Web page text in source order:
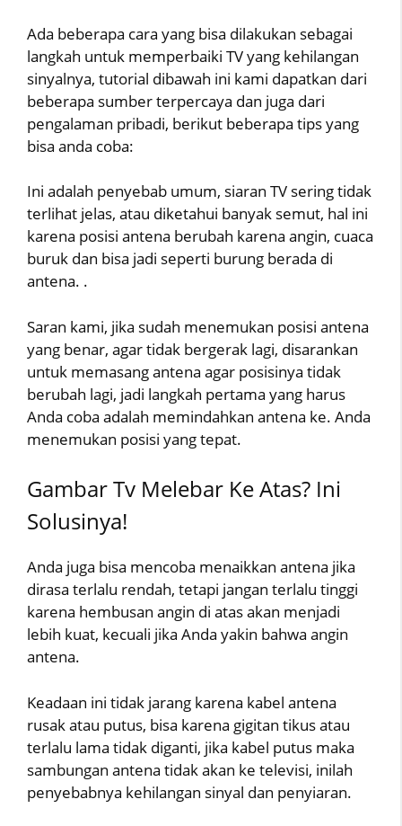
Ada beberapa cara yang bisa dilakukan sebagai
langkah untuk memperbaiki TV yang kehilangan
sinyalnya, tutorial dibawah ini kami dapatkan dari
beberapa sumber terpercaya dan juga dari
pengalaman pribadi, berikut beberapa tips yang
bisa anda coba:
Ini adalah penyebab umum, siaran TV sering tidak
terlihat jelas, atau diketahui banyak semut, hal ini
karena posisi antena berubah karena angin, cuaca
buruk dan bisa jadi seperti burung berada di
antena. .
Saran kami, jika sudah menemukan posisi antena
yang benar, agar tidak bergerak lagi, disarankan
untuk memasang antena agar posisinya tidak
berubah lagi, jadi langkah pertama yang harus
Anda coba adalah memindahkan antena ke. Anda
menemukan posisi yang tepat.
Gambar Tv Melebar Ke Atas? Ini
Solusinya!
Anda juga bisa mencoba menaikkan antena jika
dirasa terlalu rendah, tetapi jangan terlalu tinggi
karena hembusan angin di atas akan menjadi
lebih kuat, kecuali jika Anda yakin bahwa angin
antena.
Keadaan ini tidak jarang karena kabel antena
rusak atau putus, bisa karena gigitan tikus atau
terlalu lama tidak diganti, jika kabel putus maka
sambungan antena tidak akan ke televisi, inilah
penyebabnya kehilangan sinyal dan penyiaran.